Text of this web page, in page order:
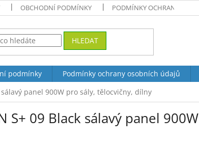
OBCHODNÍ PODMÍNKY PODMÍNKY OCHRANY
HLEDAT
podmínky Podmínky ochrany osobních údajů
sálavý panel 900W pro sály, tělocvičny, dílny
S+ 09 Black sálavý panel